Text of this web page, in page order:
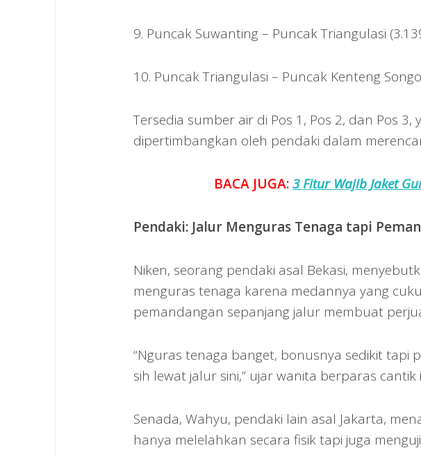
9. Puncak Suwanting – Puncak Triangulasi
10. Puncak Triangulasi – Puncak Kenteng
Tersedia sumber air di Pos 1, Pos 2, dan Pos
dipertimbangkan oleh pendaki dalam
BACA JUGA:3 Fitur Wajib Jaket
Pendaki: Jalur Menguras Tenaga tapi
Niken, seorang pendaki asal Bekasi,
menguras tenaga karena medannya yang
pemandangan sepanjang jalur membuat
“Nguras tenaga banget, bonusnya sedikit tapi
sih lewat jalur sini,” ujar wanita berparas cantik
Senada, Wahyu, pendaki lain asal Jakarta,
hanya melelahkan secara fisik tapi juga